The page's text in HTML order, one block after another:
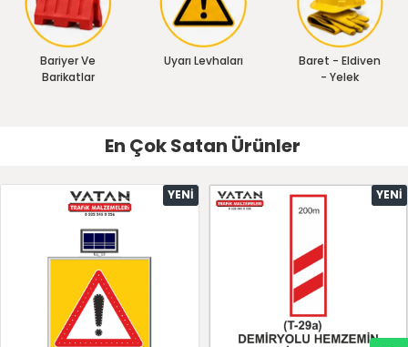
Bariyer Ve
Barikatlar
Uyarı Levhaları
Baret - Eldiven
- Yelek
En Çok Satan Ürünler
YENI YENI